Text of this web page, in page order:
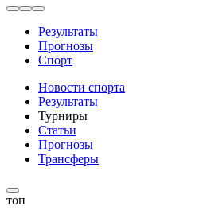
Результаты
Прогнозы
Спорт
Новости спорта
Результаты
Турниры
Статьи
Прогнозы
Трансферы
топ